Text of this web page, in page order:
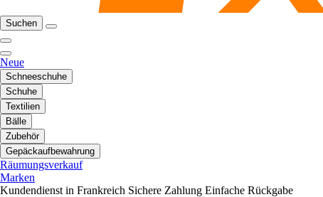
Suchen
Neue
Schneeschuhe
Schuhe
Textilien
Bälle
Zubehör
Gepäckaufbewahrung
Räumungsverkauf
Marken
Kundendienst in Frankreich Sichere Zahlung Einfache Rückgabe